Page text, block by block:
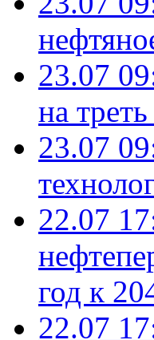
23.07
на
23.07
22.07
год к
22.07